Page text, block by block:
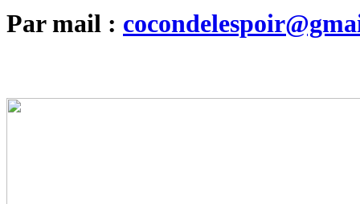
Par mail :